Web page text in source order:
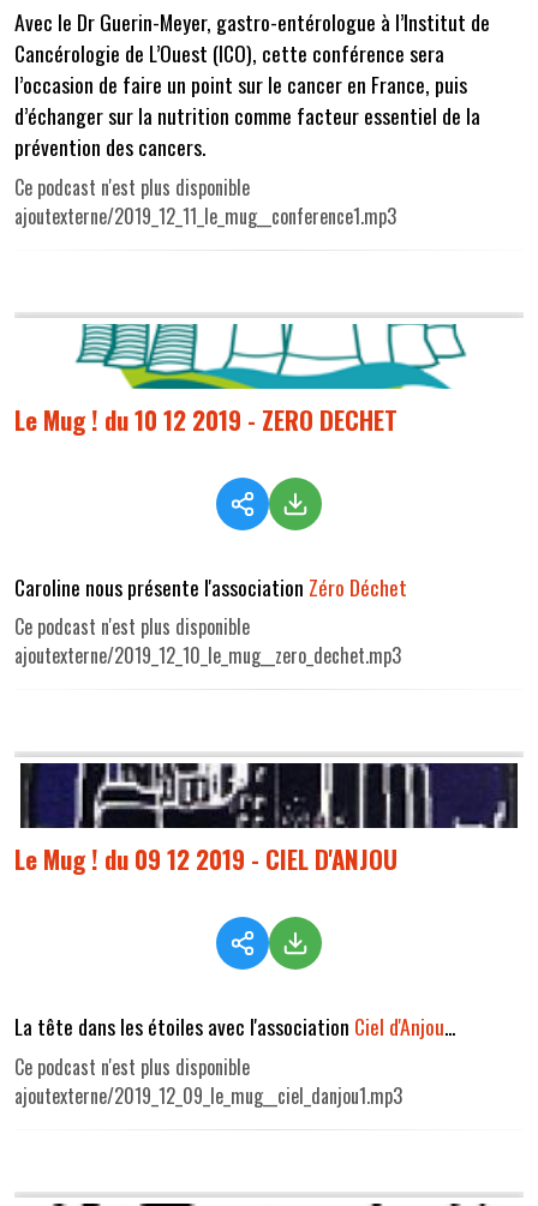
Avec le Dr Guerin-Meyer, gastro-entérologue à l’Institut de
Cancérologie de L’Ouest (ICO), cette conférence sera
l’occasion de faire un point sur le cancer en France, puis
d’échanger sur la nutrition comme facteur essentiel de la
prévention des cancers.
Ce podcast n'est plus disponible
ajoutexterne/2019_12_11_le_mug__conference1.mp3
Le Mug ! du 10 12 2019 - ZERO DECHET
Caroline nous présente l'association Zéro Déchet
Ce podcast n'est plus disponible
ajoutexterne/2019_12_10_le_mug__zero_dechet.mp3
Le Mug ! du 09 12 2019 - CIEL D'ANJOU
La tête dans les étoiles avec l'association Ciel d'Anjou...
Ce podcast n'est plus disponible
ajoutexterne/2019_12_09_le_mug__ciel_danjou1.mp3